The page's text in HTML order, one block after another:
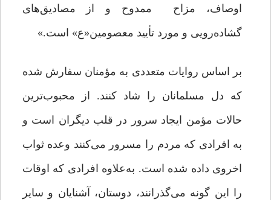
اوصاف، مزاح ممدوح و از مصادیق‌های
گشاده‌رویی و مورد تأیید معصومین«ع» است.»
بر اساس روایات متعددی به مؤمنان سفارش شده
که دل مسلمانان را شاد کنند. از محبوب‌ترین
حالات مؤمن ایجاد سرور در قلب دیگران است و
به افرادی که مردم را مسرور می‌کنند وعده‌ ثواب
اخروی داده شده است. به‌علاوه افرادی که اوقات
را این گونه می‌گذرانند، دوستان، آشنایان و سایر